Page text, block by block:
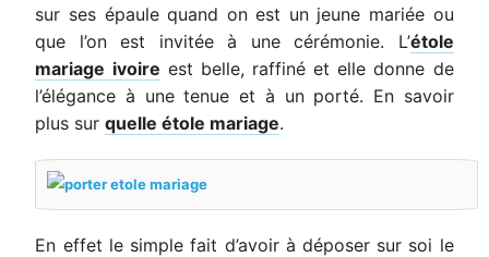
sur ses épaule quand on est un jeune mariée ou
que l’on est invitée à une cérémonie. L’étole
mariage ivoire est belle, raffiné et elle donne de
l’élégance à une tenue et à un porté. En savoir
plus surquelle étole mariage.
En effet le simple fait d’avoir à déposer sur soi le